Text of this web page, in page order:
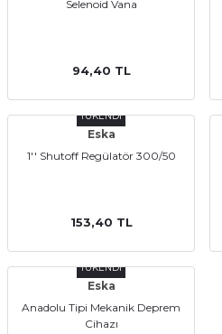
Selenoid Vana
94,40 TL
TÜKENDİ
Eska
1'' Shutoff Regülatör 300/50
153,40 TL
TÜKENDİ
Eska
Anadolu Tipi Mekanik Deprem
Cihazı